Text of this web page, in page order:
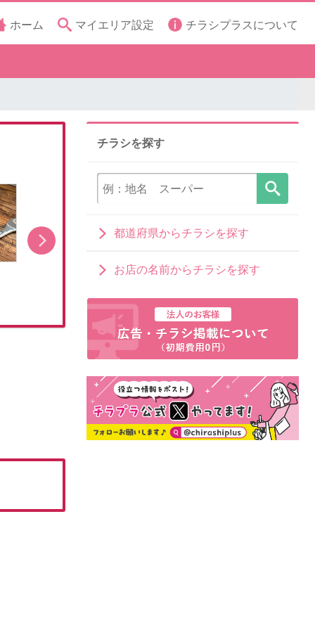
ホーム マイエリア設定 チラシプラスについて
8月1日販売開始
チラシを探す
都道府県からチラシを探す
お店の名前からチラシを探す